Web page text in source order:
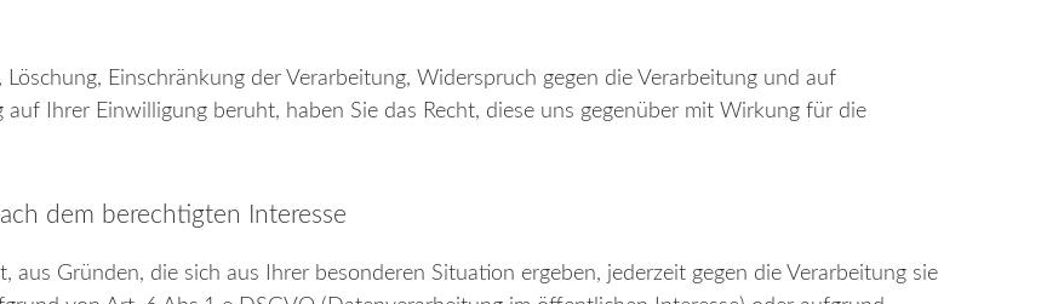
Einschränkung der Verarbeitung, Widerspruch gegen die Verarbeitung und auf
Ihrer Einwilligung beruht, haben Sie das Recht, diese uns gegenüber mit Wirkung für die
dem berechtigten Interesse
aus Gründen, die sich aus Ihrer besonderen Situation ergeben, jederzeit gegen die Verarbeitung sie